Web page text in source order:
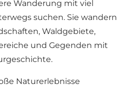
Wanderung mit viel
suchen. Sie wandern
Waldgebiete,
und Gegenden mit
Naturerlebnisse